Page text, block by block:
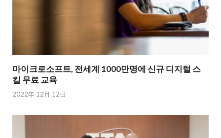
마이크로소프트, 전세계 1000만명에 신규 디지털 스
킬 무료 교육
2022年 12月 12日